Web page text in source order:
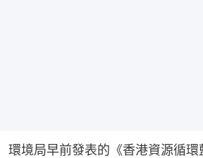
環境局早前發表的《香港資源循環